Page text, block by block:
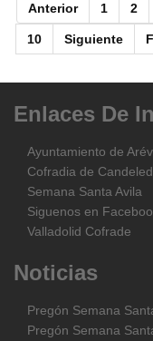
Anterior 1 2
10 Siguiente
Enlaces De
Ayuntamiento de
Cofradia de
Semana Santa Avila
Siguenos en
Valladolid Cofrade
Noticias
Pregón Semana
Pregón Semana